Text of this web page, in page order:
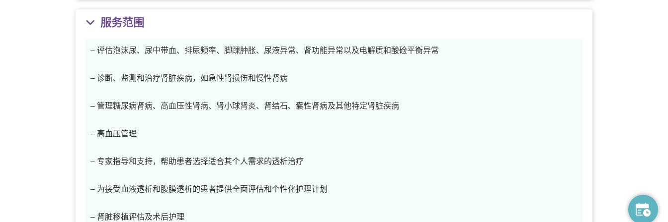
服务范围
– 评估泡沫尿、尿中带血、排尿频率、脚踝肿胀、尿液异常、肾功能异常以及电解质和酸硷平衡异常
– 诊断、监测和治疗肾脏疾病，如急性肾损伤和慢性肾病
– 管理糖尿病肾病、高血压性肾病、肾小球肾炎、肾结石、囊性肾病及其他特定肾脏疾病
– 高血压管理
– 专家指导和支持，帮助患者选择适合其个人需求的透析治疗
– 为接受血液透析和腹膜透析的患者提供全面评估和个性化护理计划
– 肾脏移植评估及术后护理